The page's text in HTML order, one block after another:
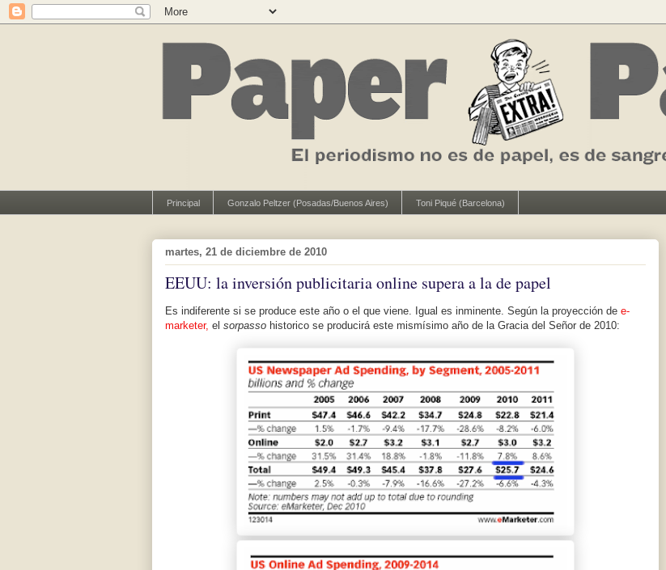
Principal Gonzalo Peltzer (Posadas/Buenos Aires) Toni Piqué (Barcelona)
martes, 21 de diciembre de 2010
EEUU: la inversión publicitaria online supera a la de papel
Es indiferente si se produce este año o el que viene. Igual es inminente. Según la proyección de e-
marketer, el sorpasso historico se producirá este mismísimo año de la Gracia del Señor de 2010: